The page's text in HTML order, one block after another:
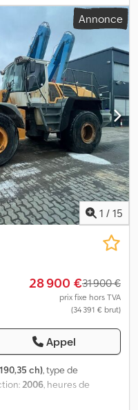
- Graissage central = Plus
de cylindres: 4 Poids à
Annonce
1 / 15
28 900 €31 900 €
prix fixe hors TVA
(34 391 € brut)
Appel
ch), type de
2006, heures de
cylindres: 6 Dedeydbuiepfx